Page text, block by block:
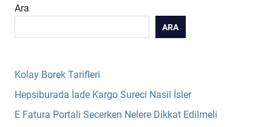
Ara
ARA
Kolay Borek Tarifleri
Hepsiburada İade Kargo Sureci Nasil İsler
E Fatura Portali Secerken Nelere Dikkat Edilmeli